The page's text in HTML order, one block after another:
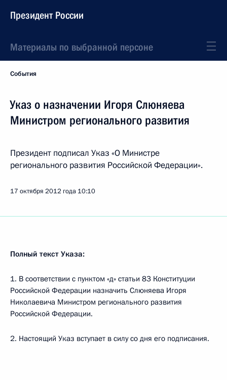
Президент России
Материалы по выбранной персоне
События
Указ о назначении Игоря Слюняева
Министром регионального развития
Президент подписал Указ «О Министре
регионального развития Российской Федерации».
17 октября 2012 года 10:10
Полный текст Указа:
1. В соответствии с пунктом «д» статьи 83 Конституции
Российской Федерации назначить Слюняева Игоря
Николаевича Министром регионального развития
Российской Федерации.
2. Настоящий Указ вступает в силу со дня его подписания.